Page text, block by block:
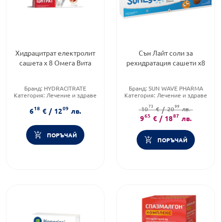
Хидрацитрат електролит
сашета х 8 Омега Вита
Бранд: HYDRACITRATE
Категория: Лечение и здраве
618 € / 1209 лв.
ПОРЪЧАЙ
Сън Лайт соли за
рехидратация сашети х8
Бранд: SUN WAVE PHARMA
Категория: Лечение и здраве
1073 € / 2099 лв.
965 € / 1887 лв.
ПОРЪЧАЙ